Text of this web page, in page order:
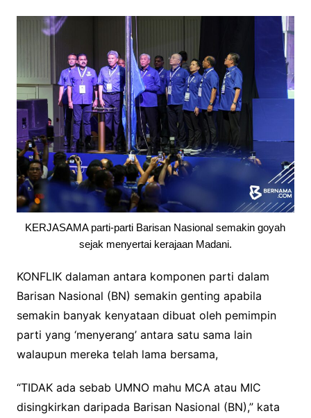
KERJASAMA parti-parti Barisan Nasional semakin goyah
sejak menyertai kerajaan Madani.
KONFLIK dalaman antara komponen parti dalam
Barisan Nasional (BN) semakin genting apabila
semakin banyak kenyataan dibuat oleh pemimpin
parti yang ‘menyerang’ antara satu sama lain
walaupun mereka telah lama bersama,
“TIDAK ada sebab UMNO mahu MCA atau MIC
disingkirkan daripada Barisan Nasional (BN),” kata